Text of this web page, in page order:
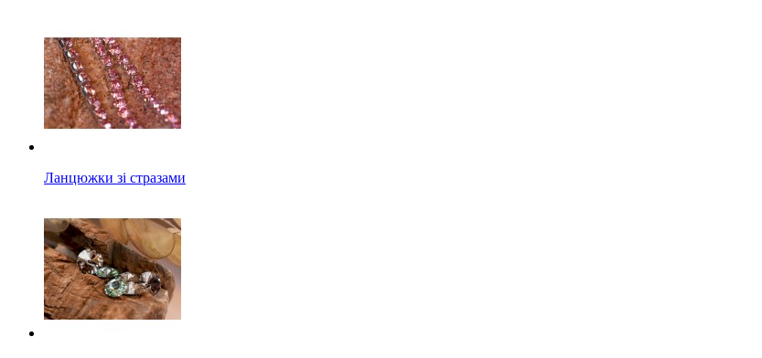
Ланцюжки зі стразами